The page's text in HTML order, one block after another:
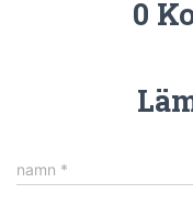
0
namn *